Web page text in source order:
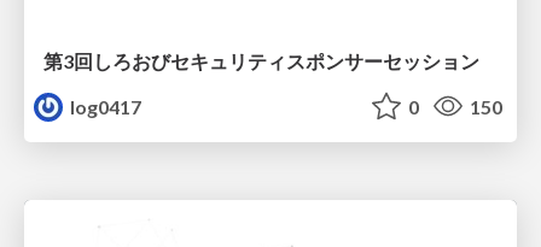
第3回しろおびセキュリティスポンサーセッション
log0417
0 150